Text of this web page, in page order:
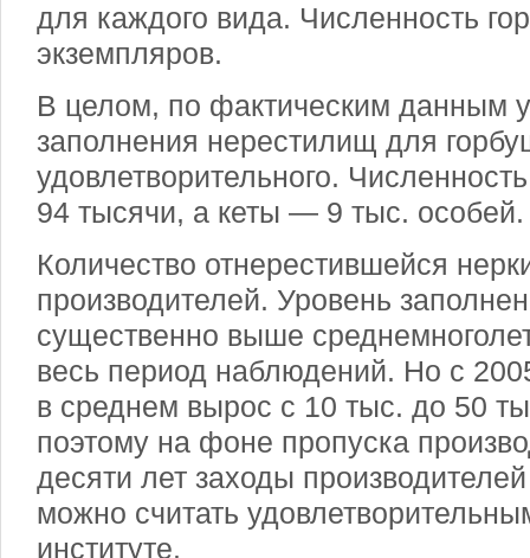
для каждого вида. Численность
экземпляров.
В целом, по фактическим данным
заполнения нерестилищ для
удовлетворительного.
94 тысячи, а кеты — 9 тыс. особей.
Количество отнерестившейся
производителей. Уровень
существенно выше
весь период наблюдений. Но с
в среднем вырос с 10 тыс. до 50
поэтому на фоне пропуска
десяти лет заходы
можно считать
институте.